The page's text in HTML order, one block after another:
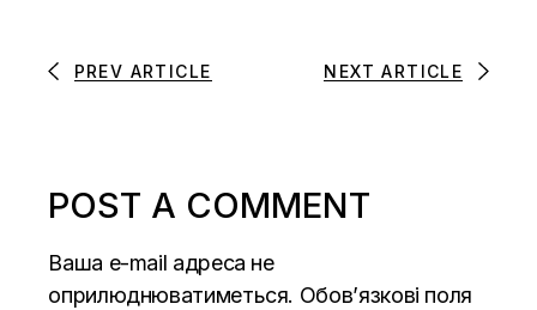
PREV ARTICLE NEXT ARTICLE
POST A COMMENT
Ваша e-mail адреса не
оприлюднюватиметься. Обов’язкові поля